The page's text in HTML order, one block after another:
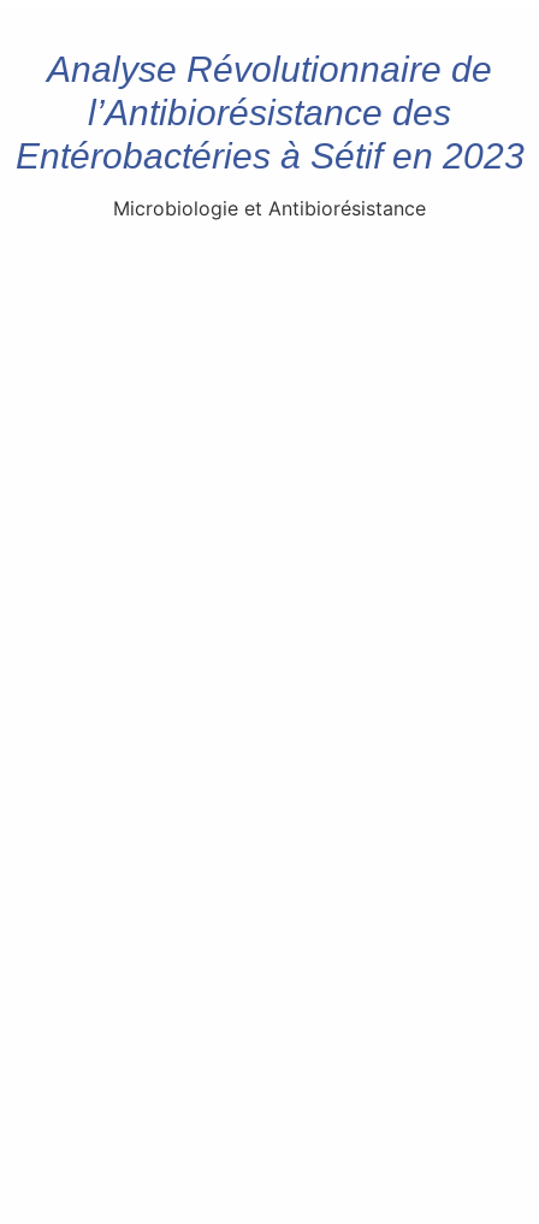
Analyse Révolutionnaire de
l’Antibiorésistance des
Entérobactéries à Sétif en 2023
Microbiologie et Antibiorésistance